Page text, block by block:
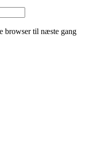
browser til næste gang